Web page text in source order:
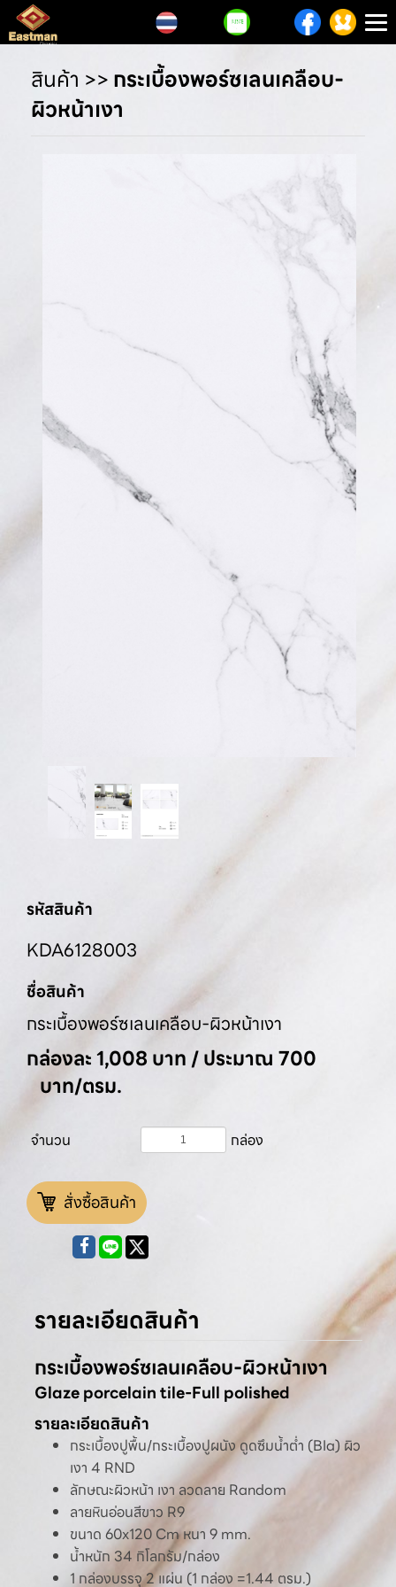
สินค้า >>กระเบื้องพอร์ซเลนเคลือบ-
ผิวหน้าเงา
รหัสสินค้า
KDA6128003
ชื่อสินค้า
กระเบื้องพอร์ซเลนเคลือบ-ผิวหน้าเงา
กล่องละ 1,008 บาท / ประมาณ 700
บาท/ตรม.
จำนวน กล่อง
สั่งซื้อสินค้า
รายละเอียดสินค้า
กระเบื้องพอร์ซเลนเคลือบ-ผิวหน้าเงา
Glaze porcelain tile-Full polished
รายละเอียดสินค้า
กระเบื้องปูพื้น/กระเบื้องปูผนัง ดูดซึมน้ำต่ำ (BIa) ผิว
เงา 4 RND
ลักษณะผิวหน้า เงา ลวดลาย Random
ลายหินอ่อนสีขาว R9
ขนาด 60x120 Cm หนา 9 mm.
น้ำหนัก 34 กิโลกรัม/กล่อง
1 กล่องบรรจุ 2 แผ่น (1 กล่อง =1.44 ตรม.)